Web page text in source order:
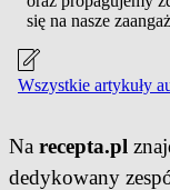
się na nasze
Wszystkie artykuły
Na recepta.pl
dedykowany